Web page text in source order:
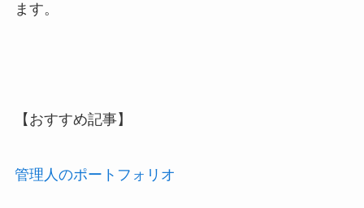
ます。
【おすすめ記事】
管理人のポートフォリオ